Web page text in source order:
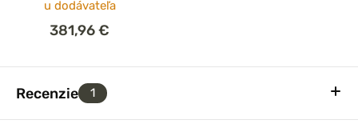
u dodávateľa
381,96 €
Recenzie 1